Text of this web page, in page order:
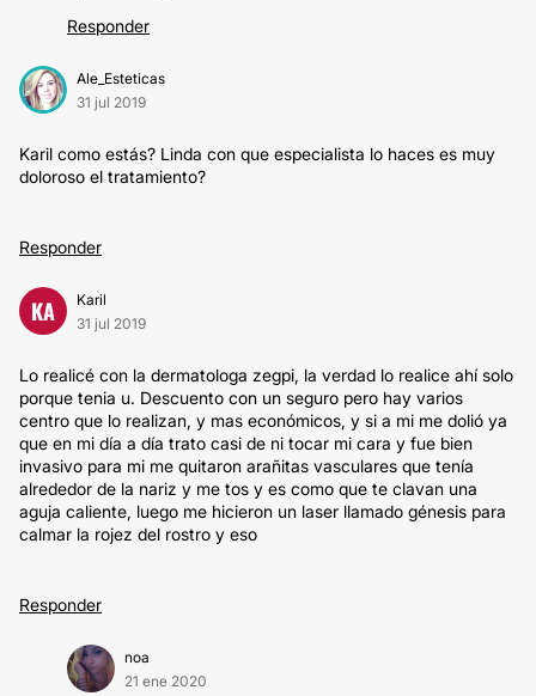
Responder
Ale_Esteticas
31 jul 2019
Karil como estás? Linda con que especialista lo haces es muy
doloroso el tratamiento?
Responder
KA
Karil
31 jul 2019
Lo realicé con la dermatologa zegpi, la verdad lo realice ahí solo
porque tenia u. Descuento con un seguro pero hay varios
centro que lo realizan, y mas económicos, y si a mi me dolió ya
que en mi día a día trato casi de ni tocar mi cara y fue bien
invasivo para mi me quitaron arañitas vasculares que tenía
alrededor de la nariz y me tos y es como que te clavan una
aguja caliente, luego me hicieron un laser llamado génesis para
calmar la rojez del rostro y eso
Responder
noa
21 ene 2020